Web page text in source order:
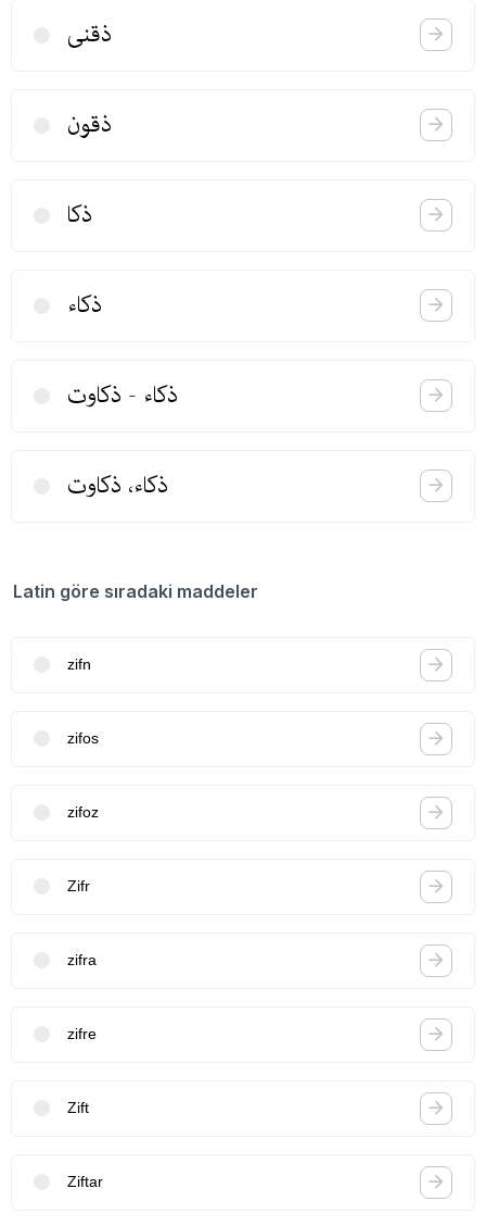
ذقنی
ذقون
ذكا
ذكاء
ذكاء - ذكاوت
ذكاء، ذكاوت
Latin göre sıradaki maddeler
zifn
zifos
zifoz
Zifr
zifra
zifre
Zift
Ziftar